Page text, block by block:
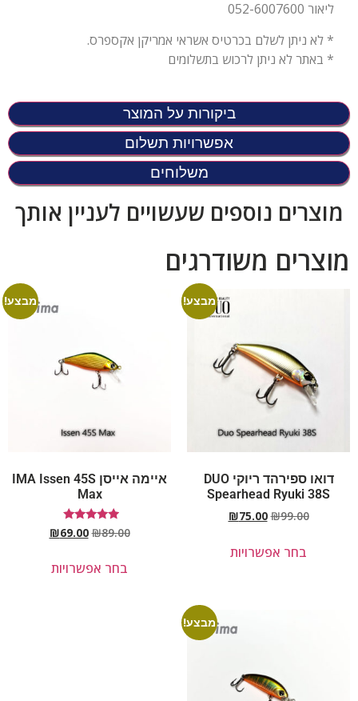
ביקורות על המוצר
אפשרויות תשלום
משלוחים
ליאור 052-6007600
* לא ניתן לשלם בכרטיס אשראי אמריקן אקספרס.
* באתר לא ניתן לרכוש בתשלומים
מוצרים נוספים שעשויים לעניין אותך
מוצרים משודרגים
מבצע!
דואו ספירהד ריוקי DUO
Spearhead Ryuki 38S
₪99.00
₪75.00
בחר אפשרויות
מבצע!
איימה אייסן IMA Issen 45S
Max
דורג
5.00
₪89.00
₪69.00
בחר אפשרויות
מבצע!